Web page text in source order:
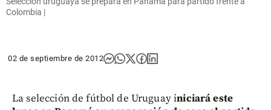
Colombia |
02 de septiembre de 2012
La selección de fútbol de Uruguay iniciará este